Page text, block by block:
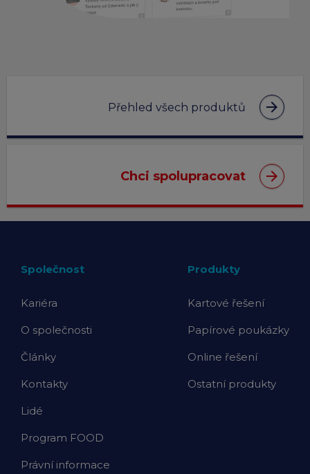
Přehled všech produktů arrow_forward
Chci spolupracovat arrow_forward
Společnost
Kariéra
O společnosti
Články
Kontakty
Lidé
Program FOOD
Právní informace
Produkty
Kartové řešení
Papírové poukázky
Online řešení
Ostatní produkty